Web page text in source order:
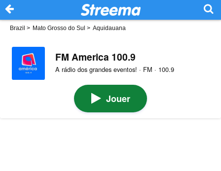
Brazil > Mato Grosso do Sul > Aquidauana
FM America 100.9
A rádio dos grandes eventos! · FM · 100.9
Jouer